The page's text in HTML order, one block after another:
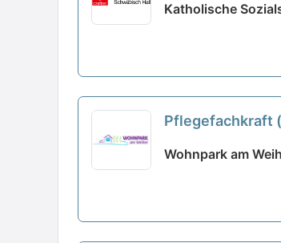
Katholische
Pflegefachkraft
Wohnpark am